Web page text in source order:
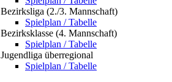
Bezirksliga (2./3. Mannschaft)
Spielplan / Tabelle
Bezirksklasse (4. Mannschaft)
Spielplan / Tabelle
Jugendliga überregional
Spielplan / Tabelle